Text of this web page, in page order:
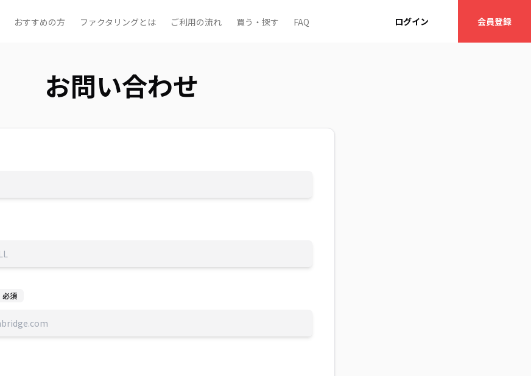
おすすめの方 ファクタリングとは ご利用の流れ 買う・探す FAQ ログイン 会員登録
お問い合わせ
必須